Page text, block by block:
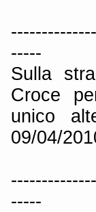
-----
Sulla
Croce
unico
09/04/
-----